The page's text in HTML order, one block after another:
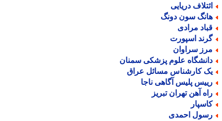
دریایی
سون دونگ
مرادی
اسپورت
سراوان
علوم پزشکی سمنان
کارشناس مسائل عراق
پلیس آگاهی ناجا
آهن تهران تبریز
احمدی